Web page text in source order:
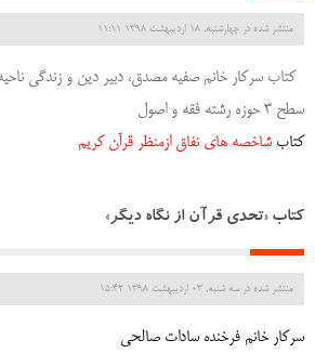
منتشر شده در چهارشنبه, 18 ارديبهشت 1398 11:11
کتاب سرکار خانم صفیه مصدق، دبیر دین و زندگی
سطح 3 حوزه رشته فقه و اصول
کتابشاخصه های نفاق ازمنظر قرآن کریم
کتاب «تحدی قرآن از نگاه دیگر»
منتشر شده در سه شنبه, 03 ارديبهشت 1398 15:42
سرکار خانم فرخنده سادات صالحی